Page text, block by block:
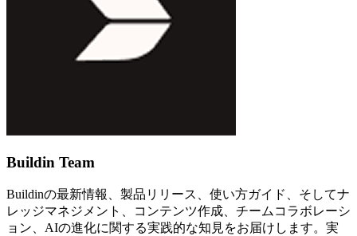
Buildin Team
Buildinの最新情報、製品リリース、使い方ガイド、そしてナ
レッジマネジメント、コンテンツ作成、チームコラボレーシ
ョン、AIの進化に関する実践的な知見をお届けします。実